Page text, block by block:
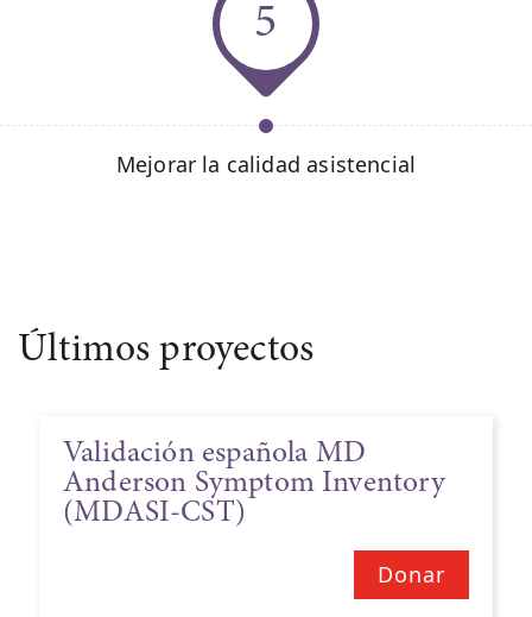
5
Mejorar la calidad asistencial
Últimos proyectos
Validación española MD
Anderson Symptom Inventory
(MDASI-CST)
Donar